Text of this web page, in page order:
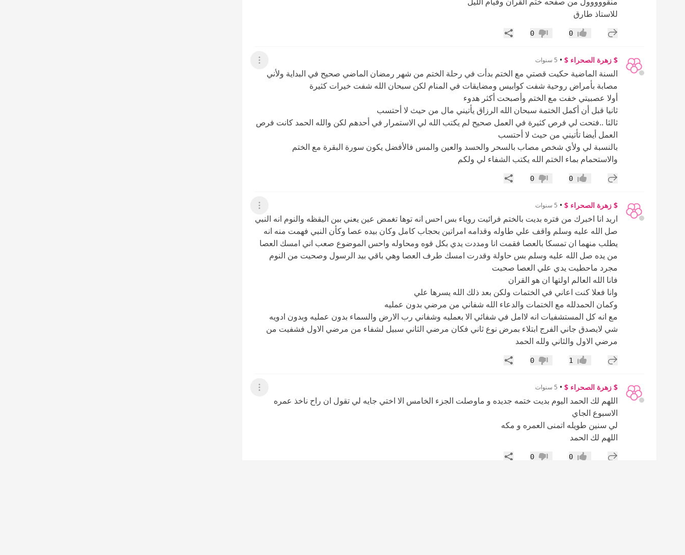
للاستاذ طارق
إضافة رد جديد
إعجاب0 عدم إعجاب
0 مشاركة
$ زهرة الصحراء $ • 5 سنوات عرض القائمة
السنة الماضية حكيت قصتي مع الختم بدأت في رحلة الختم من شهر رمضان الماضي صحيح في البداية ولأني
مصابة بأمراض روحية شفت كوابيس ومضايقات في المنام لكن سبحان الله شفت خيرات كثيرة
أولا عصبيتي خفت مع الختم وأصبحت أكثر هدوء
ثانيا قبل أن أكمل الختمة سبحان الله الرزاق يأتيني مال من حيث لا أحتسب
ثالثا ..فتحت لي فرص كثيرة في العمل صحيح لم يكتب الله لي الاستمرار في أحدهم لكن والله الحمد كانت فرص
العمل أيضا تأتيني من حيث لا أحتسب
بالنسبة لي ولأي شخص مصاب بالسحر والحسد والعين والمس فالأفضل يكون سورة البقرة مع الختم
والاستحمام بماء الختم الله يكتب الشفاء لي ولكم
إضافة رد جديد
إعجاب0 عدم إعجاب
0 مشاركة
$ زهرة الصحراء $ • 5 سنوات عرض القائمة
اريد انا اخبرك من فتره بديت بالختم فرائيت روياء بس احس انه توها تغمض عين يعني بين اليقظه والنوم انه النبي
صل الله عليه وسلم واقف علي طاوله وقدامه امراتين بحجاب كامل وكان بيده عصا وكأن النبي فهمت منه انه
يطلب منهما ان تمسكا بالعصا فقمت انا ومددت يدي بكل قوه ومحاوله واحس الموضوع صعب اني امسك العصا
من يده صل الله عليه وسلم بس حاولة وقدرت امسك طرف العصا وهي باقي بيد الرسول وصحيت من النوم
مجرد ماحطيت يدي علي العصا صحيت
فانا الله العالم اولتها ان هو القران
وانا فعلا كنت اعاني في الختمات ولكن بعد ذلك الله يسرها علي
وكمان الحمدلله مع الختمات والدعاء الله شفاني من مرضي بدون عمليه
مع انه كل المستشفيات انه لاامل في شفائي الا بعمليه وشفاني رب الارض والسماء بدون عمليه وبدون ادويه
شي لايصدق جاني الفرج ابتلاء بمرض نوع ثاني فكان مرضي الثاني سبيل لشفاء من مرضي الاول فشفيت من
مرضي الاول والثاني ولله الحمد
إضافة رد جديد
إعجاب1 عدم إعجاب
0 مشاركة
$ زهرة الصحراء $ • 5 سنوات عرض القائمة
اللهم لك الحمد اليوم بديت ختمه جديده و ماوصلت الجزء الخامس الا اختي جايه لي تقول ان راح ناخذ عمره
الاسبوع الجاي
لي سنين طويله اتمنى العمره و مكه
اللهم لك الحمد
إضافة رد جديد
إعجاب0 عدم إعجاب
0 مشاركة